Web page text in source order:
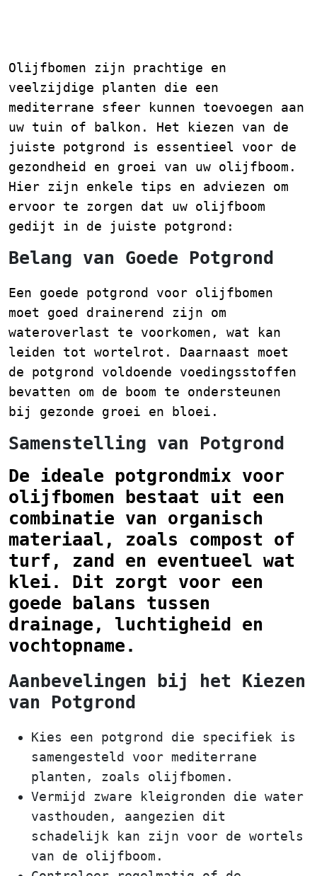
Olijfbomen zijn prachtige en
veelzijdige planten die een
mediterrane sfeer kunnen toevoegen aan
uw tuin of balkon. Het kiezen van de
juiste potgrond is essentieel voor de
gezondheid en groei van uw olijfboom.
Hier zijn enkele tips en adviezen om
ervoor te zorgen dat uw olijfboom
gedijt in de juiste potgrond:
Belang van Goede Potgrond
Een goede potgrond voor olijfbomen
moet goed drainerend zijn om
wateroverlast te voorkomen, wat kan
leiden tot wortelrot. Daarnaast moet
de potgrond voldoende voedingsstoffen
bevatten om de boom te ondersteunen
bij gezonde groei en bloei.
Samenstelling van Potgrond
De ideale potgrondmix voor
olijfbomen bestaat uit een
combinatie van organisch
materiaal, zoals compost of
turf, zand en eventueel wat
klei. Dit zorgt voor een
goede balans tussen
drainage, luchtigheid en
vochtopname.
Aanbevelingen bij het Kiezen
van Potgrond
Kies een potgrond die specifiek is
samengesteld voor mediterrane
planten, zoals olijfbomen.
Vermijd zware kleigronden die water
vasthouden, aangezien dit
schadelijk kan zijn voor de wortels
van de olijfboom.